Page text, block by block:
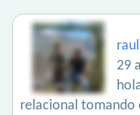
raul
29
relacional tomando